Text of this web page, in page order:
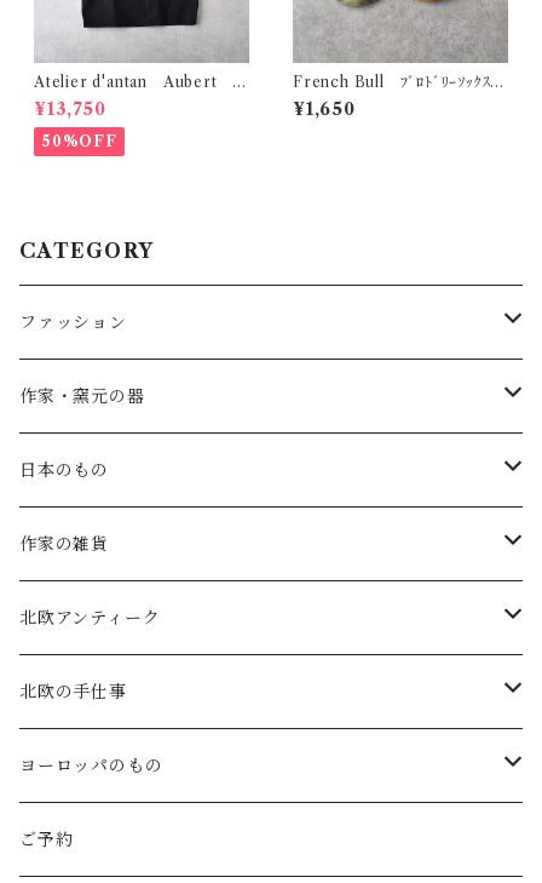
Atelier d'antan Aubert ｺｯ
ﾄﾝﾁｭﾆｯｸ (ﾌﾞﾗｯｸ)
¥13,750
50%OFF
French Bull ﾌﾞﾛﾄﾞﾘｰｿｯｸｽ
11-26254
¥1,650
CATEGORY
ファッション
SALE
atelier naruse
atelier naruse (ﾌｫｰﾏﾙ)
MAGALI
Gauze#
ROBE de PEAU
LABORATORY
作家・窯元の器
矢島操(器)
小鹿田焼の器
中川紀夫(器)
斉藤幸代（器）
icura(木工）
でく工房(ガラス)
日本のもの
コーヒーの道具
鳥越の竹細工(岩手)
わら細工たくぼ(宮崎)
南部鉄器(岩手)
佐渡の釜敷(新潟)
作家の雑貨
habotan
幸生窯
kitona(木製ﾌﾞﾛｰﾁ)
edge(革ﾌﾞﾛｰﾁ)
北欧アンティーク
ARABIA・iittala
グラスウェア
Kronjyden/B&G
北欧の手仕事
白樺の雑貨
白樺のオーナメント
ヨーロッパのもの
スウェーデン
ご予約